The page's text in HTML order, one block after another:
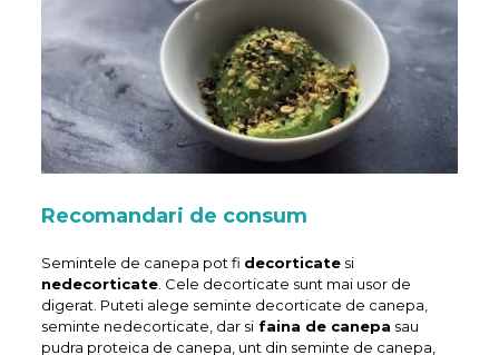
Recomandari de consum
Semintele de canepa pot fi decorticatesi
nedecorticate. Cele decorticate sunt mai usor de
digerat. Puteti alege seminte decorticate de canepa,
seminte nedecorticate, dar sifaina de canepa sau
pudra proteica de canepa, unt din seminte de canepa,